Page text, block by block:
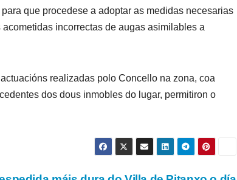
que procedese a adoptar as medidas necesarias
incorrectas de augas asimilables a
realizadas polo Concello na zona, coa
dos dous inmobles do lugar, permitiron o